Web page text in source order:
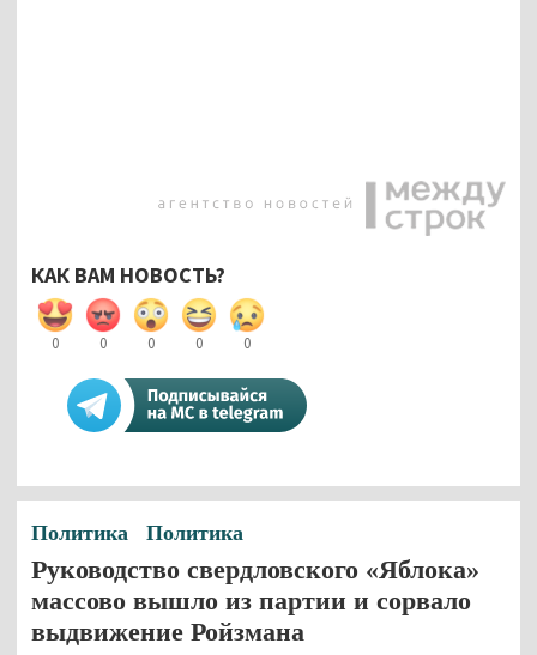
КАК ВАМ НОВОСТЬ?
0 0 0 0 0
Политика Политика
Руководство свердловского «Яблока»
массово вышло из партии и сорвало
выдвижение Ройзмана